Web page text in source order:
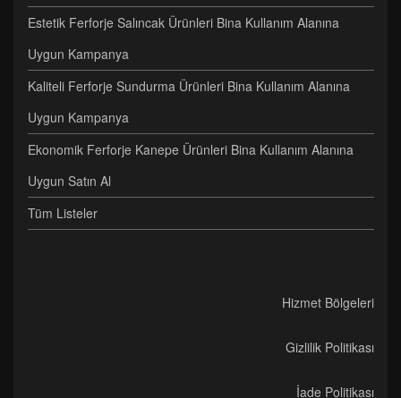
Estetik Ferforje Salıncak Ürünleri Bina Kullanım Alanına
Uygun Kampanya
Kaliteli Ferforje Sundurma Ürünleri Bina Kullanım Alanına
Uygun Kampanya
Ekonomik Ferforje Kanepe Ürünleri Bina Kullanım Alanına
Uygun Satın Al
Tüm Listeler
Hizmet Bölgeleri
Gizlilik Politikası
İade Politikası